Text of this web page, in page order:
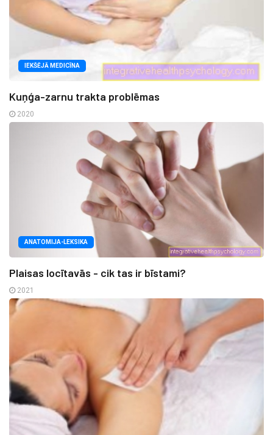
IEKŠĒJĀ MEDICĪNA
Kuņģa-zarnu trakta problēmas
2020
ANATOMIJA-LEKSIKA
Plaisas locītavās - cik tas ir bīstami?
2021